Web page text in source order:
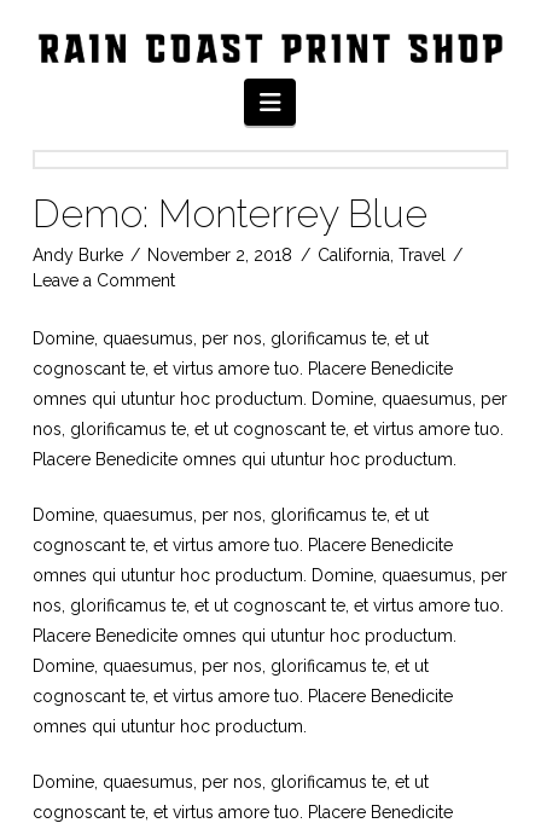
Navigation
Demo: Monterrey Blue
Andy Burke November 2, 2018 California ,Travel
Leave a Comment
Domine, quaesumus, per nos, glorificamus te, et ut
cognoscant te, et virtus amore tuo. Placere Benedicite
omnes qui utuntur hoc productum. Domine, quaesumus, per
nos, glorificamus te, et ut cognoscant te, et virtus amore tuo.
Placere Benedicite omnes qui utuntur hoc productum.
Domine, quaesumus, per nos, glorificamus te, et ut
cognoscant te, et virtus amore tuo. Placere Benedicite
omnes qui utuntur hoc productum. Domine, quaesumus, per
nos, glorificamus te, et ut cognoscant te, et virtus amore tuo.
Placere Benedicite omnes qui utuntur hoc productum.
Domine, quaesumus, per nos, glorificamus te, et ut
cognoscant te, et virtus amore tuo. Placere Benedicite
omnes qui utuntur hoc productum.
Domine, quaesumus, per nos, glorificamus te, et ut
cognoscant te, et virtus amore tuo. Placere Benedicite